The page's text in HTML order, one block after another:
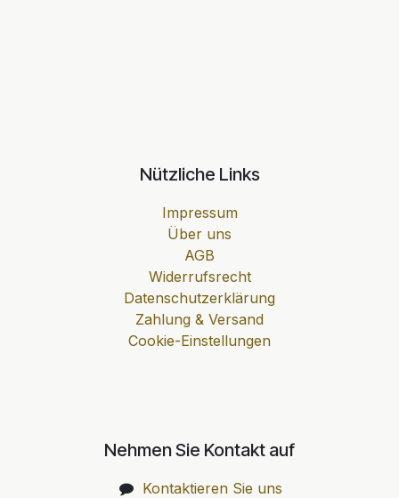
Nützliche Links
Impressum
Über uns
AGB
Widerrufsrecht
Datenschutzerklärung
Zahlung & Versand
Cookie-Einstellungen
Nehmen Sie Kontakt auf
Kontaktieren Sie uns